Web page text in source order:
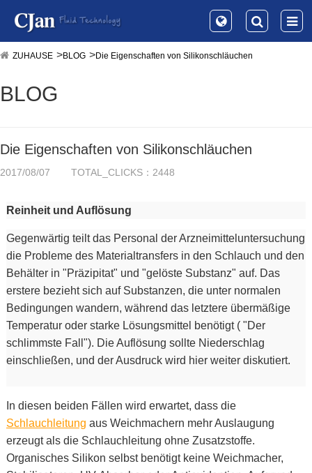
ZUHAUSE BLOG Die Eigenschaften von Silikonschläuchen
BLOG
Die Eigenschaften von Silikonschläuchen
2017/08/07 TOTAL_CLICKS：2448
Reinheit und Auflösung
Gegenwärtig teilt das Personal der Arzneimitteluntersuchung
die Probleme des Materialtransfers in den Schlauch und den
Behälter in "Präzipitat" und "gelöste Substanz" auf. Das
erstere bezieht sich auf Substanzen, die unter normalen
Bedingungen wandern, während das letztere übermäßige
Temperatur oder starke Lösungsmittel benötigt ( "Der
schlimmste Fall"). Die Auflösung sollte Niederschlag
einschließen, und der Ausdruck wird hier weiter diskutiert.
In diesen beiden Fällen wird erwartet, dass die
Schlauchleitung aus Weichmachern mehr Auslaugung
erzeugt als die Schlauchleitung ohne Zusatzstoffe.
Organisches Silikon selbst benötigt keine Weichmacher,